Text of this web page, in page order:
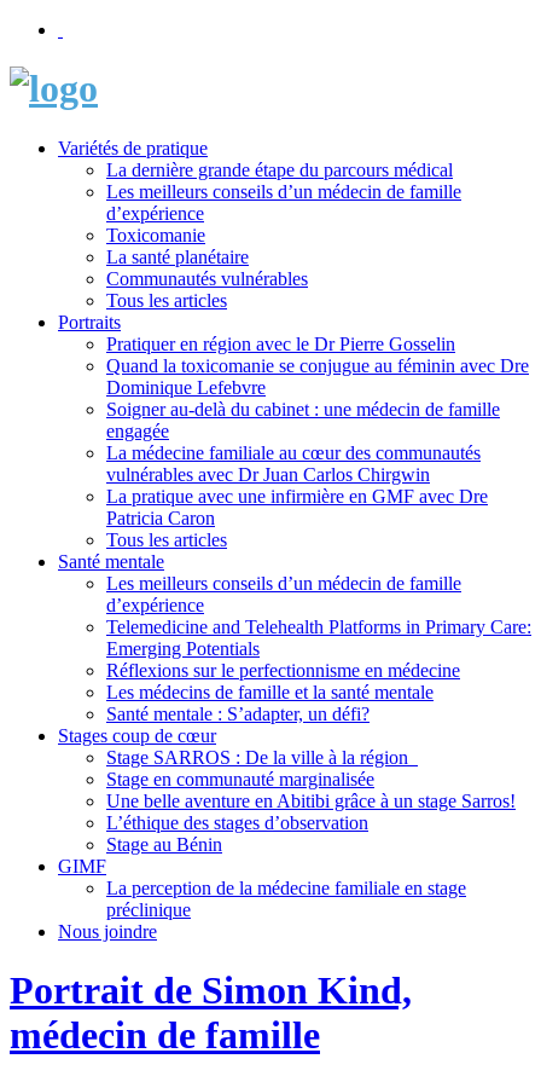
Variétés de pratique
La dernière grande étape du parcours médical
Les meilleurs conseils d’un médecin de famille
d’expérience
Toxicomanie
La santé planétaire
Communautés vulnérables
Tous les articles
Portraits
Pratiquer en région avec le Dr Pierre Gosselin
Quand la toxicomanie se conjugue au féminin avec Dre
Dominique Lefebvre
Soigner au-delà du cabinet : une médecin de famille
engagée
La médecine familiale au cœur des communautés
vulnérables avec Dr Juan Carlos Chirgwin
La pratique avec une infirmière en GMF avec Dre
Patricia Caron
Tous les articles
Santé mentale
Les meilleurs conseils d’un médecin de famille
d’expérience
Telemedicine and Telehealth Platforms in Primary Care:
Emerging Potentials
Réflexions sur le perfectionnisme en médecine
Les médecins de famille et la santé mentale
Santé mentale : S’adapter, un défi?
Stages coup de cœur
Stage SARROS : De la ville à la région
Stage en communauté marginalisée
Une belle aventure en Abitibi grâce à un stage Sarros!
L’éthique des stages d’observation
Stage au Bénin
GIMF
La perception de la médecine familiale en stage
préclinique
Nous joindre
Portrait de Simon Kind,
médecin de famille